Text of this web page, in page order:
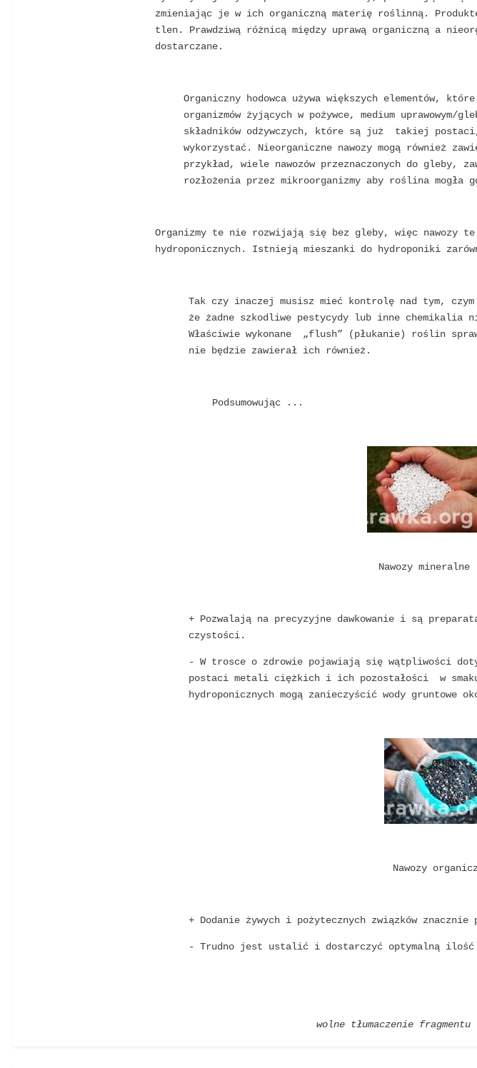
zmieniając je w ich organiczną materię roślinną.
tlen. Prawdziwą różnicą między uprawą organiczną a
dostarczane.
Organiczny hodowca używa większych elementów,
organizmów żyjących w pożywce, medium
składników odżywczych, które są już takiej
wykorzystać. Nieorganiczne nawozy mogą również
przykład, wiele nawozów przeznaczonych do gleby,
rozłożenia przez mikroorganizmy aby roślina mogła
Organizmy te nie rozwijają się bez gleby, więc nawozy te
hydroponicznych. Istnieją mieszanki do hydroponiki
Tak czy inaczej musisz mieć kontrolę nad tym,
że żadne szkodliwe pestycydy lub inne chemikalia
Właściwie wykonane „flush” (płukanie) roślin
nie będzie zawierał ich również.
Podsumowując ...
Nawozy mineralne
+ Pozwalają na precyzyjne dawkowanie i są
czystości.
- W trosce o zdrowie pojawiają się wątpliwości
postaci metali ciężkich i ich pozostałości w
hydroponicznych mogą zanieczyścić wody gruntowe
Nawozy
+ Dodanie żywych i pożytecznych związków
- Trudno jest ustalić i dostarczyć optymalną ilość
wolne tłumaczenie